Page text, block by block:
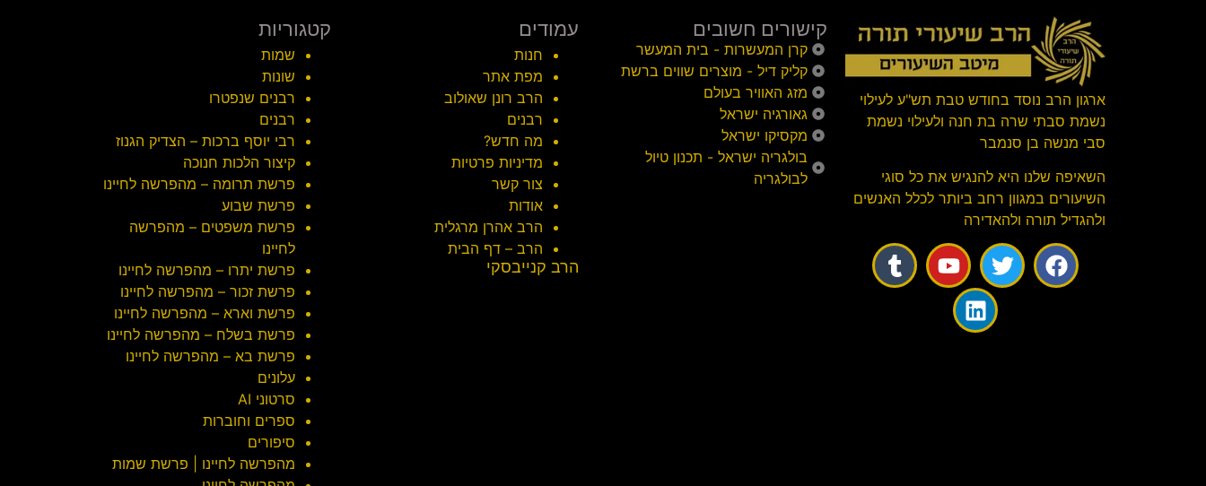
ארגון הרב נוסד בחודש טבת תש"ע לעילוי
נשמת סבתי שרה בת חנה ולעילוי נשמת
סבי מנשה בן סנמבר
השאיפה שלנו היא להנגיש את כל סוגי
השיעורים במגוון רחב ביותר לכלל האנשים
ולהגדיל תורה ולהאדירה
קישורים חשובים
קרן המעשרות - בית המעשר
קליק דיל - מוצרים שווים ברשת
מזג האוויר בעולם
גאורגיה ישראל
מקסיקו ישראל
בולגריה ישראל - תכנון טיול
לבולגריה
עמודים
חנות
מפת אתר
הרב רונן שאולוב
רבנים
מה חדש?
מדיניות פרטיות
צור קשר
אודות
הרב אהרן מרגלית
הרב – דף הבית
הרב קנייבסקי
קטגוריות
שמות
שונות
רבנים שנפטרו
רבנים
רבי יוסף ברכות – הצדיק הגנוז
קיצור הלכות חנוכה
פרשת תרומה – מהפרשה לחיינו
פרשת שבוע
פרשת משפטים – מהפרשה
לחיינו
פרשת יתרו – מהפרשה לחיינו
פרשת זכור – מהפרשה לחיינו
פרשת וארא – מהפרשה לחיינו
פרשת בשלח – מהפרשה לחיינו
פרשת בא – מהפרשה לחיינו
עלונים
סרטוני AI
ספרים וחוברות
סיפורים
מהפרשה לחיינו | פרשת שמות